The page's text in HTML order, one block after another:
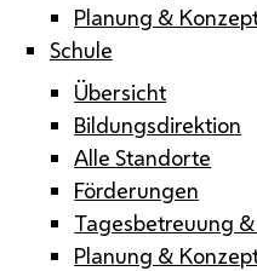
Planung &
Schule
Übersicht
Bildungsdirektion
Alle Standorte
Förderungen
Tagesbetreuung
Planung &